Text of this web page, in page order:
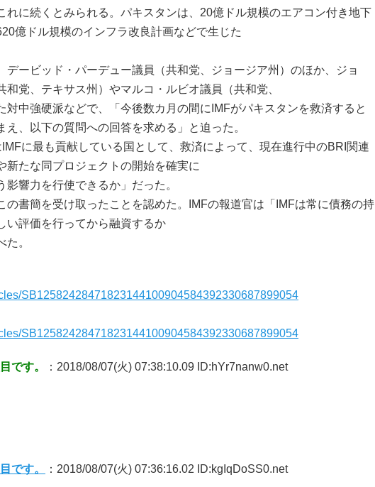
れに続くとみられる。パキスタンは、20億ドル規模のエアコン付き地下
億ドル規模のインフラ改良計画などで生じた
ービッド・パーデュー議員（共和党、ジョージア州）のほか、ジョ
和党、テキサス州）やマルコ・ルビオ議員（共和党、
対中強硬派などで、「今後数カ月の間にIMFがパキスタンを救済すると
え、以下の質問への回答を求める」と迫った。
に最も貢献している国として、救済によって、現在進行中のBRI関連
新たな同プロジェクトの開始を確実に
影響力を行使できるか」だった。
書簡を受け取ったことを認めた。IMFの報道官は「IMFは常に債務の持
い評価を行ってから融資するか
た。
SB12582428471823144100904584392330687899054
SB12582428471823144100904584392330687899054
です。 ：2018/08/07(火) 07:38:10.09 ID:hYr7nanw0.net
です。 ：2018/08/07(火) 07:36:16.02 ID:kgIqDoSS0.net